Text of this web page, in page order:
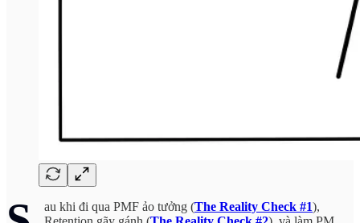
au khi đi qua PMF ảo tưởng (The Reality Check #1),